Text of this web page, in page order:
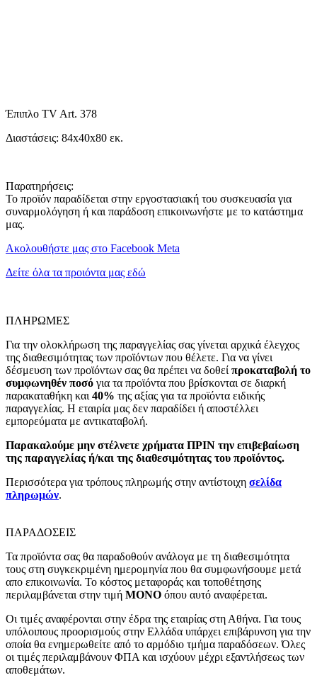
Έπιπλο TV Art. 378
Διαστάσεις: 84x40x80 εκ.
Παρατηρήσεις:
Το προϊόν παραδίδεται στην εργοστασιακή του συσκευασία για
συναρμολόγηση ή και παράδοση επικοινωνήστε με το κατάστημα
μας.
Ακολουθήστε μας στο Facebook Meta
Δείτε όλα τα προιόντα μας εδώ
ΠΛΗΡΩΜΕΣ
Για την ολοκλήρωση της παραγγελίας σας γίνεται αρχικά έλεγχος
της διαθεσιμότητας των προϊόντων που θέλετε. Για να γίνει
δέσμευση των προϊόντων σας θα πρέπει να δοθεί προκαταβολή το
συμφωνηθέν ποσό για τα προϊόντα που βρίσκονται σε διαρκή
παρακαταθήκη και 40% της αξίας για τα προϊόντα ειδικής
παραγγελίας. Η εταιρία μας δεν παραδίδει ή αποστέλλει
εμπορεύματα με αντικαταβολή.
Παρακαλούμε μην στέλνετε χρήματα ΠΡΙΝ την επιβεβαίωση
της παραγγελίας ή/και της διαθεσιμότητας του προϊόντος.
Περισσότερα για τρόπους πληρωμής στην αντίστοιχη σελίδα
πληρωμών.
ΠΑΡΑΔΟΣΕΙΣ
Τα προϊόντα σας θα παραδοθούν ανάλογα με τη διαθεσιμότητα
τους στη συγκεκριμένη ημερομηνία που θα συμφωνήσουμε μετά
απο επικοινωνία. Το κόστος μεταφοράς και τοποθέτησης
περιλαμβάνεται στην τιμή MONO όπου αυτό αναφέρεται.
Οι τιμές αναφέρονται στην έδρα της εταιρίας στη Αθήνα. Για τους
υπόλοιπους προορισμούς στην Ελλάδα υπάρχει επιβάρυνση για την
οποία θα ενημερωθείτε από το αρμόδιο τμήμα παραδόσεων. Όλες
οι τιμές περιλαμβάνουν ΦΠΑ και ισχύουν μέχρι εξαντλήσεως των
αποθεμάτων.